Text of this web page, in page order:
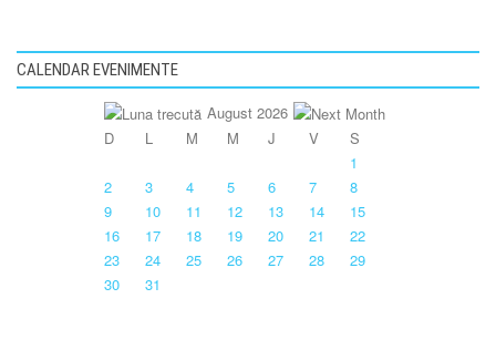
CALENDAR EVENIMENTE
August 2026
D
L M M J V
S
1
2
3 4 5 6 7
8
9
10 11 12 13 14
15
16
17 18 19 20 21
22
23
24 25 26 27 28
29
30
31